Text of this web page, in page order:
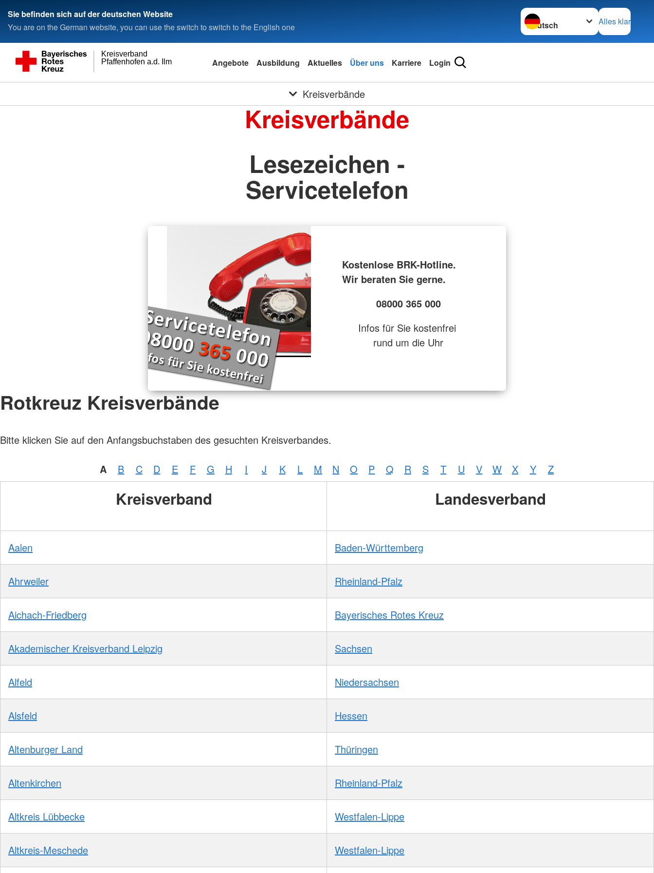
Sie befinden sich auf der deutschen Website
You are on the German website, you can use the switch to switch to the English one
Sprache wechseln zu
Alles klar
Pfaffenhofen a.d. Ilm
Kreisverband
Angebote Ausbildung Aktuelles Über uns Karriere Login
Kreisverbände
Kreisverbände
Lesezeichen -
Servicetelefon
Kostenlose BRK-Hotline.
Wir beraten Sie gerne.
08000 365 000
Infos für Sie kostenfrei
rund um die Uhr
Rotkreuz Kreisverbände
Bitte klicken Sie auf den Anfangsbuchstaben des gesuchten Kreisverbandes.
A B C D E F G H I J K L M N O P Q R S T U V W X Y Z
Kreisverband Landesverband
Aalen Baden-Württemberg
Ahrweiler Rheinland-Pfalz
Aichach-Friedberg Bayerisches Rotes Kreuz
Akademischer Kreisverband Leipzig Sachsen
Alfeld Niedersachsen
Alsfeld Hessen
Altenburger Land Thüringen
Altenkirchen Rheinland-Pfalz
Altkreis Lübbecke Westfalen-Lippe
Altkreis-Meschede Westfalen-Lippe